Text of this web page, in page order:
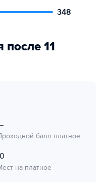
348
11
балл платное
на платное